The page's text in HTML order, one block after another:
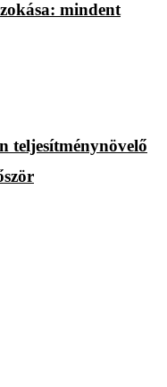
mindent
teljesítménynövelő